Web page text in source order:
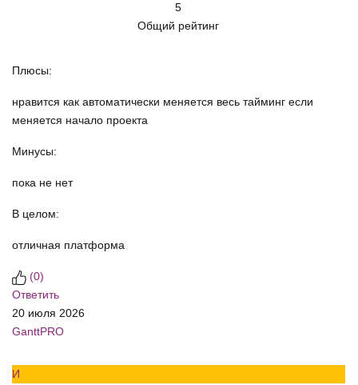
5
Общий рейтинг
Плюсы:
нравится как автоматически меняется весь тайминг если
меняется начало проекта
Минусы:
пока не нет
В целом:
отличная платформа
(0)
Ответить
20 июля 2026
GanttPRO
И